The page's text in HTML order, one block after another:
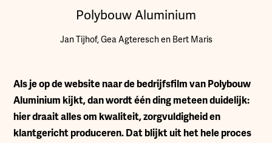
Polybouw Aluminium
Jan Tijhof, Gea Agteresch en Bert Maris
Als je op de website naar de bedrijfsfilm van Polybouw
Aluminium kijkt, dan wordt één ding meteen duidelijk:
hier draait alles om kwaliteit, zorgvuldigheid en
klantgericht produceren. Dat blijkt uit het hele proces